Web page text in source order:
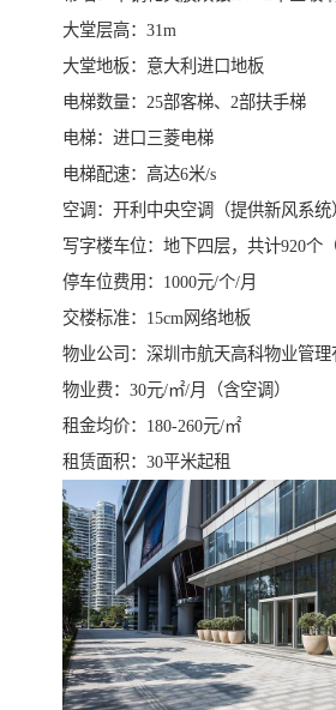
大堂层高：31m
大堂地板：意大利进口地板
电梯数量：25部客梯、2部扶手梯
电梯：进口三菱电梯
电梯配速：高达6米/s
空调：开利中央空调（提供新风系统
写字楼车位：地下四层，共计920个
停车位费用：1000元/个/月
交楼标准：15cm网络地板
物业公司：深圳市航天高科物业管理
物业费：30元/㎡/月（含空调）
租金均价：180-260元/㎡
租赁面积：30平米起租